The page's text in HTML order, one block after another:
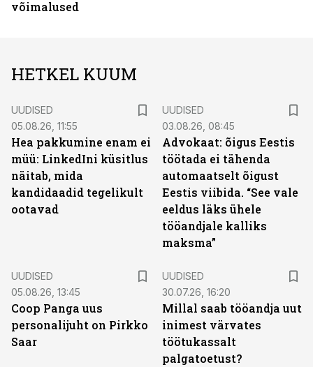
võimalused
HETKEL KUUM
UUDISED
05.08.26, 11:55
Hea pakkumine enam ei
müü: LinkedIni küsitlus
näitab, mida
kandidaadid tegelikult
ootavad
UUDISED
03.08.26, 08:45
Advokaat: õigus Eestis
töötada ei tähenda
automaatselt õigust
Eestis viibida. “See vale
eeldus läks ühele
tööandjale kalliks
maksma”
UUDISED
05.08.26, 13:45
Coop Panga uus
personalijuht on Pirkko
Saar
UUDISED
30.07.26, 16:20
Millal saab tööandja uut
inimest värvates
töötukassalt
palgatoetust?